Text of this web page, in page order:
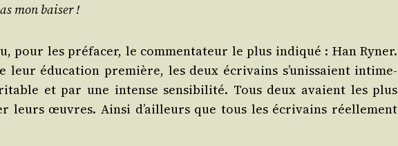
mon baiser !
pour les pré­fa­cer, le com­men­ta­teur le plus indi­qué : Han Ryner.
édu­ca­tion pre­mière, les deux écri­vains s’u­nis­saient inti­me­
et par une intense sen­si­bi­li­té. Tous deux avaient les plus
leurs œuvres. Ain­si d’ailleurs que tous les écri­vains réel­le­ment